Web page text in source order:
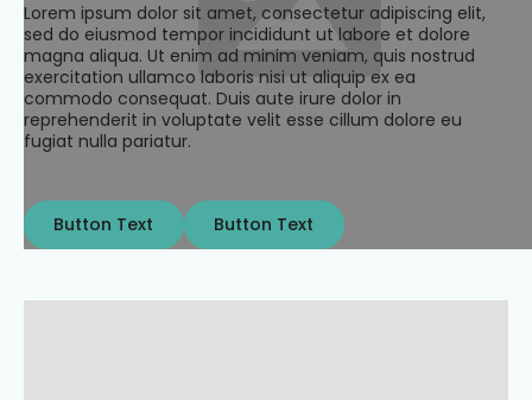
Lorem ipsum dolor sit amet, consectetur adipiscing elit,
sed do eiusmod tempor incididunt ut labore et dolore
magna aliqua. Ut enim ad minim veniam, quis nostrud
exercitation ullamco laboris nisi ut aliquip ex ea
commodo consequat. Duis aute irure dolor in
reprehenderit in voluptate velit esse cillum dolore eu
fugiat nulla pariatur.
Button Text
Button Text Button Text
Button Text